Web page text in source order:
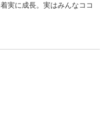
実に成長。実はみんなココ